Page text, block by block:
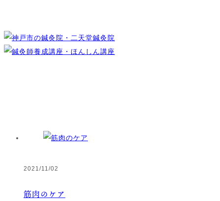
2021/11/02
筋肉のケア